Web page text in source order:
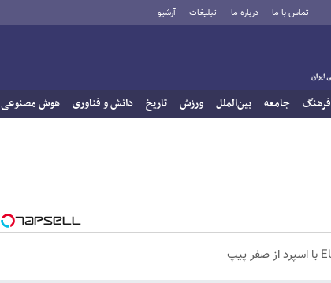
تماس با ما درباره ما تبلیغات آرشیو
فرهنگ جامعه بین‌الملل ورزش تاریخ دانش و فناوری هوش مصنوعی